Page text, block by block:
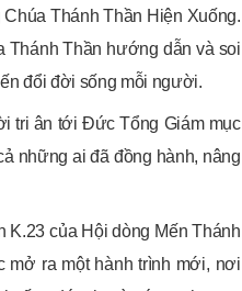
Thánh Thần Hiện Xuống.
Thánh Thần hướng dẫn và soi
đổi đời sống mỗi người.
tri ân tới Đức Tổng Giám mục
những ai đã đồng hành, nâng
của Hội dòng Mến Thánh
mở ra một hành trình mới, nơi